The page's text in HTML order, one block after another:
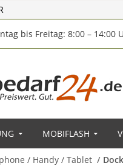
bis Freitag: 8:00 – 14:00
MOBIFLASH
/ Handy / Tablet